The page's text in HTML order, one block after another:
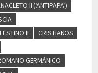
II (‘ANTIPAPA’)
II
CRISTIANOS
GERMÁNICO